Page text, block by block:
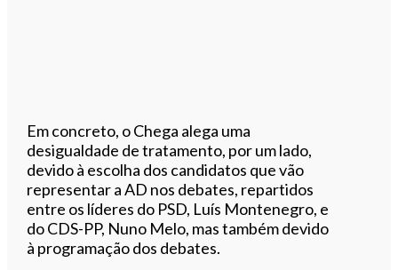
Em concreto, o Chega alega uma
desigualdade de tratamento, por um lado,
devido à escolha dos candidatos que vão
representar a AD nos debates, repartidos
entre os líderes do PSD, Luís Montenegro, e
do CDS-PP, Nuno Melo, mas também devido
à programação dos debates.